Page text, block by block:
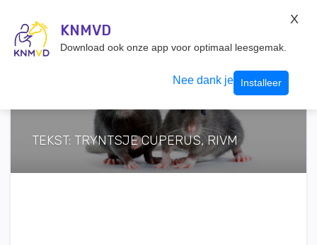
Inloggen
TEKST: TRYNTSJE CUPERUS, RIVM
KNMVD
Download ook onze app voor optimaal leesgemak.
Nee dank je Installeer
X